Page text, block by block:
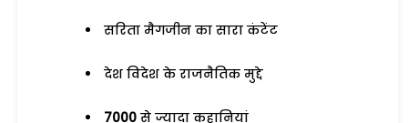
सरिता मैगजीन का सारा कंटेंट
देश विदेश के राजनैतिक मुद्दे
7000 से ज्यादा कहानियां